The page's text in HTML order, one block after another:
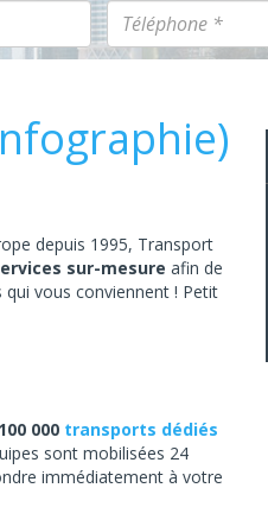
depuis 1995, Transport
sur-mesure afin de
vous conviennent ! Petit
100 000 transports dédiés
sont mobilisées 24
immédiatement à votre